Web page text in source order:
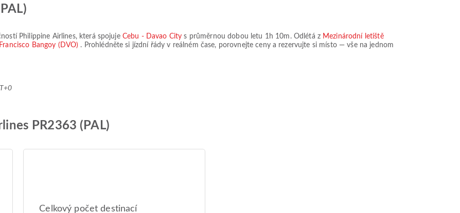
Philippine Airlines, která spojuje Cebu - Davao City s průměrnou dobou letu 1h 10m . Odlétá z Mezinárodní letiště
Bangoy (DVO) . Prohlédněte si jízdní řády v reálném čase, porovnejte ceny a rezervujte si místo — vše na jednom
PR2363 (PAL)
Celkový počet destinací